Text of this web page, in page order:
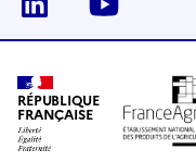
RÉPUBLIQUE
FRANÇAISE